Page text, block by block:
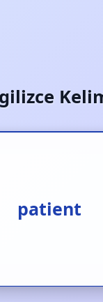
patient
hasta